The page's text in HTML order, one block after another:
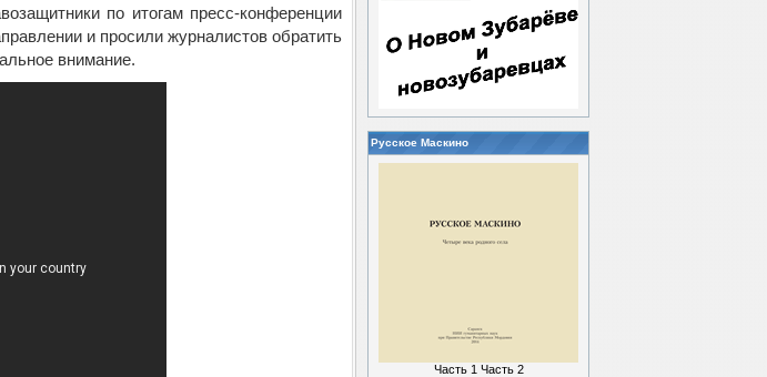
по итогам пресс-конференции
и просили журналистов обратить
внимание.
Русское Маскино
Часть 1 Часть 2